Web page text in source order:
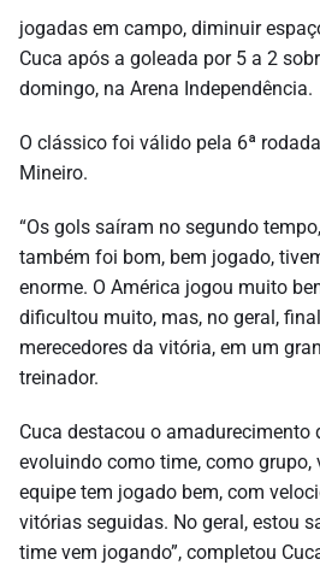
jogadas em campo, diminuir
Cuca após a goleada por 5 a 2
domingo, na Arena Independência.
O clássico foi válido pela 6ª
Mineiro.
“Os gols saíram no segundo
também foi bom, bem jogado,
enorme. O América jogou muito
dificultou muito, mas, no geral,
merecedores da vitória, em um
treinador.
Cuca destacou o amadurecimento
evoluindo como time, como
equipe tem jogado bem, com
vitórias seguidas. No geral, estou
time vem jogando”, completou